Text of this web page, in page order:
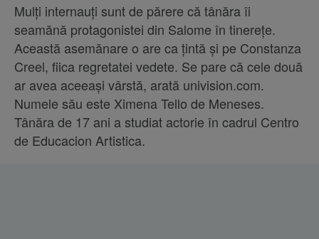
Mulți internauți sunt de părere că tânăra îi
seamănă protagonistei din Salome în tinerețe.
Această asemănare o are ca țintă și pe Constanza
Creel, fiica regretatei vedete. Se pare că cele două
ar avea aceeași vârstă, arată univision.com.
Numele său este Ximena Tello de Meneses.
Tânăra de 17 ani a studiat actorie în cadrul Centro
de Educacion Artistica.